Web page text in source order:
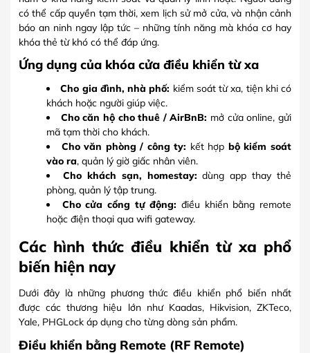
có thể cấp quyền tạm thời, xem lịch sử mở cửa, và nhận cảnh
báo an ninh ngay lập tức – những tính năng mà khóa cơ hay
khóa thẻ từ khó có thể đáp ứng.
Ứng dụng của khóa cửa điều khiển từ xa
Cho gia đình, nhà phố: kiểm soát từ xa, tiện khi có
khách hoặc người giúp việc.
Cho căn hộ cho thuê / AirBnB: mở cửa online, gửi
mã tạm thời cho khách.
Cho văn phòng / công ty: kết hợp bộ kiểm soát
vào ra, quản lý giờ giấc nhân viên.
Cho khách sạn, homestay: dùng app thay thẻ
phòng, quản lý tập trung.
Cho cửa cổng tự động: điều khiển bằng remote
hoặc điện thoại qua wifi gateway.
Các hình thức điều khiển từ xa phổ
biến hiện nay
Dưới đây là những phương thức điều khiển phổ biến nhất
được các thương hiệu lớn như Kaadas, Hikvision, ZKTeco,
Yale, PHGLock áp dụng cho từng dòng sản phẩm.
Điều khiển bằng Remote (RF Remote)